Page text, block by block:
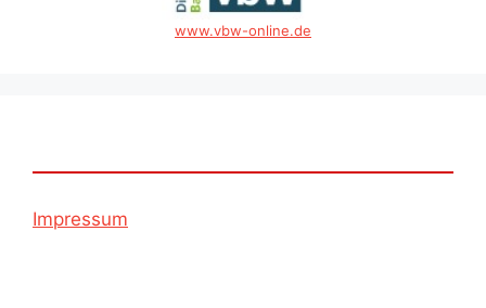
www.vbw-online.de
Impressum